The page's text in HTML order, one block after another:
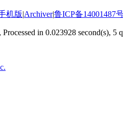
机版|Archiver|鲁ICP备14001487
, Processed in 0.023928 second(s), 5